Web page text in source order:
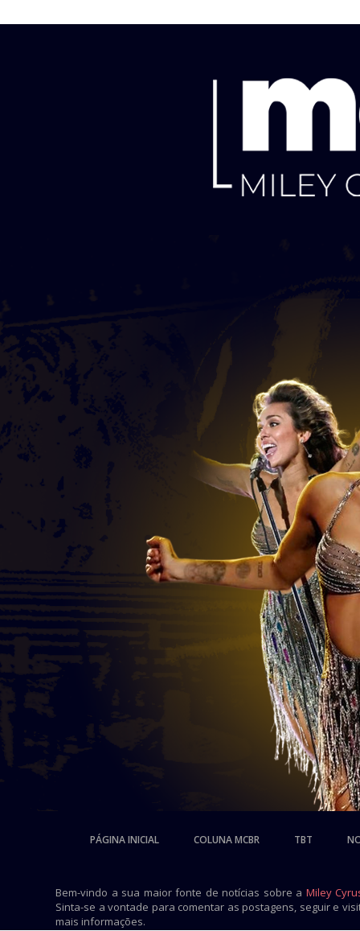
PÁGINA INICIAL COLUNA MCBR TBT
Bem-vindo a sua maior fonte de notícias sobre a Miley
Sinta-se a vontade para comentar as postagens, seguir e
mais informações.